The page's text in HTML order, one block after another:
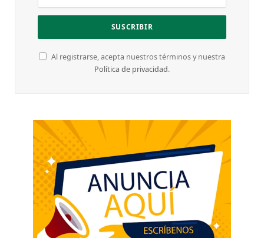
Al registrarse, acepta nuestros términos y nuestra
Política de privacidad.